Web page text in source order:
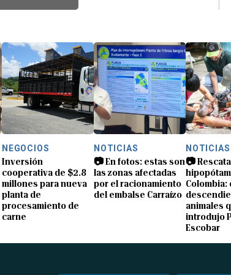
NEGOCIOS
Inversión
cooperativa de $2.8
millones para nueva
planta de
procesamiento de
carne
NOTICIAS
📷 En fotos: estas son
las zonas afectadas
por el racionamiento
del embalse Carraízo
NOTICIAS
📷
Colombia:
animales
introdujo
Escobar